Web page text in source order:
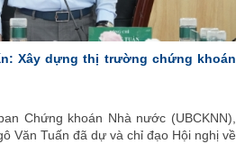
Xây dựng thị trường chứng khoán
Chứng khoán Nhà nước (UBCKNN),
Văn Tuấn đã dự và chỉ đạo Hội nghị về